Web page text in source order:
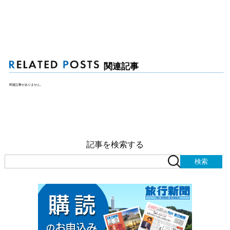
関連記事
関連記事がありません。
記事を検索する